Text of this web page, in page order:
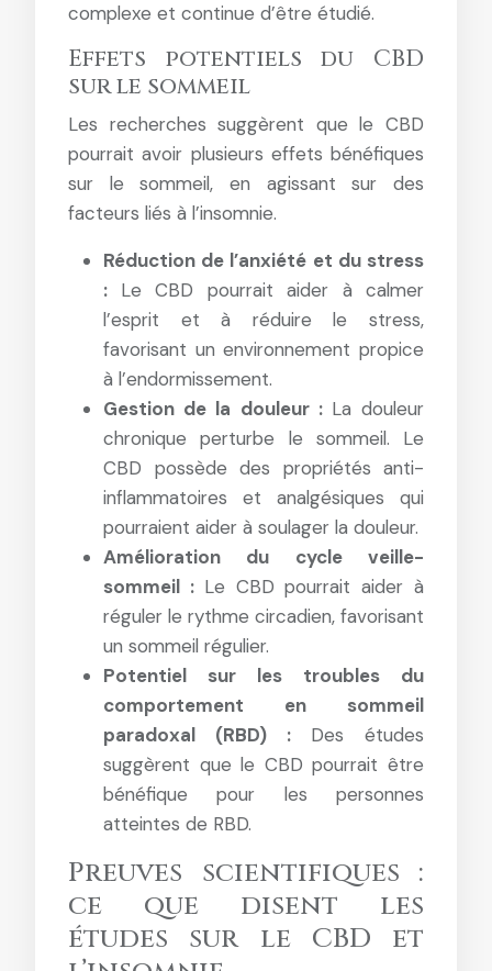
complexe et continue d’être étudié.
Effets potentiels du CBD
sur le sommeil
Les recherches suggèrent que le CBD
pourrait avoir plusieurs effets bénéfiques
sur le sommeil, en agissant sur des
facteurs liés à l’insomnie.
Réduction de l’anxiété et du stress
: Le CBD pourrait aider à calmer
l’esprit et à réduire le stress,
favorisant un environnement propice
à l’endormissement.
Gestion de la douleur : La douleur
chronique perturbe le sommeil. Le
CBD possède des propriétés anti-
inflammatoires et analgésiques qui
pourraient aider à soulager la douleur.
Amélioration du cycle veille-
sommeil : Le CBD pourrait aider à
réguler le rythme circadien, favorisant
un sommeil régulier.
Potentiel sur les troubles du
comportement en sommeil
paradoxal (RBD) : Des études
suggèrent que le CBD pourrait être
bénéfique pour les personnes
atteintes de RBD.
Preuves scientifiques :
ce que disent les
études sur le CBD et